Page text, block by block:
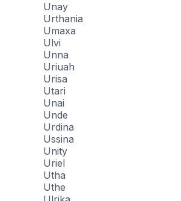
Unay
Urthania
Umaxa
Ulvi
Unna
Uriuah
Urisa
Utari
Unai
Unde
Urdina
Ussina
Unity
Uriel
Utha
Uthe